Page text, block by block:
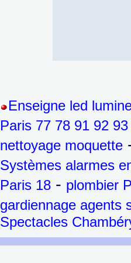
Enseigne led
Paris 77 78 91 92
nettoyage moquette
Systèmes alarmes
Paris 18 - plombier
gardiennage agents
Spectacles